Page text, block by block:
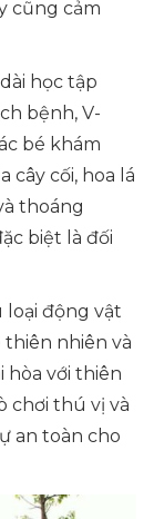
cũng cảm
học tập
bệnh, V-
bé khám
cây cối, hoa lá
thoáng
biệt là đối
loại động vật
nhiên và
hòa với thiên
chơi thú vị và
an toàn cho